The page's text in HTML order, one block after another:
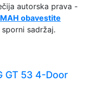
autorska prava -
obavestite
sadržaj.
GT 53 4-Door